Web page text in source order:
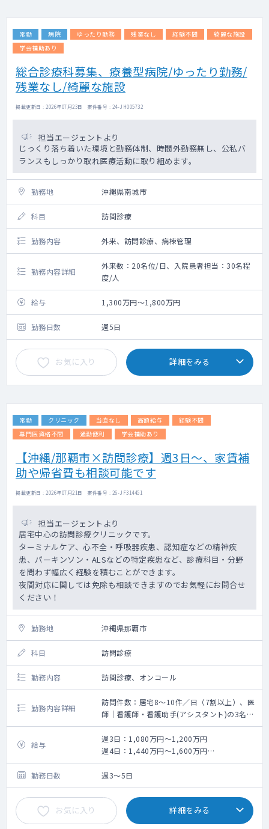
常勤 病院 ゆったり勤務 残業なし 経験不問
綺麗な施設
学会補助あり
総合診療科募集、療養型病院/ゆったり勤務/
残業なし/綺麗な施設
掲載更新日 : 2026年07月23日 案件番号 : 24-JH005732
担当エージェントより
じっくり落ち着いた環境と勤務体制、時間外勤務無し、公私バ
ランスもしっかり取れ医療活動に取り組めます。
勤務地 沖縄県南城市
科目 訪問診療
勤務内容 外来、訪問診療、病棟管理
勤務内容詳細
外来数：20名位/日、入院患者担当：30名程
度/人
給与 1,300万円～1,800万円
勤務日数 週5日
お気に入り 詳細をみる
常勤 クリニック 当直なし 高額給与
経験不問
専門医資格不問
通勤便利 学会補助あり
【沖縄/那覇市×訪問診療】週3日～、家賃補
助や帰省費も相談可能です
掲載更新日 : 2026年07月21日 案件番号 : 26-JF314451
担当エージェントより
居宅中心の訪問診療クリニックです。
ターミナルケア、心不全・呼吸器疾患、認知症などの精神疾
患、パーキンソン・ALSなどの特定疾患など、診療科目・分野
を問わず幅広く経験を積むことができます。
夜間対応に関しては免除も相談できますのでお気軽にお問合せ
ください！
勤務地 沖縄県那覇市
科目 訪問診療
勤務内容 訪問診療、オンコール
勤務内容詳細
訪問件数：居宅8～10件／日（7割以上）、医
師｜看護師・看護助手(アシスタント)の3名チ
ームで訪問
・訪問数：8～10件／日（居宅での診療が7割
以上）
・診療時間目安：1件あたり平均20分、居宅
間移動：5～30分
・訪問エリア：診療所から半径5～6km圏内
・診療体制：医師1名＋看護師＋アシスタント
1名の3名体制
・医療設備／医療機器：電子カルテ(iPad)、
給与
週3日：1,080万円～1,200万円
週4日：1,440万円～1,600万円
週5日：1,800万円～2,000万円
勤務日数
週3～5日
お気に入り 詳細をみる